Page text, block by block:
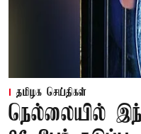
தமிழக செய்திகள்
நெல்லையில்